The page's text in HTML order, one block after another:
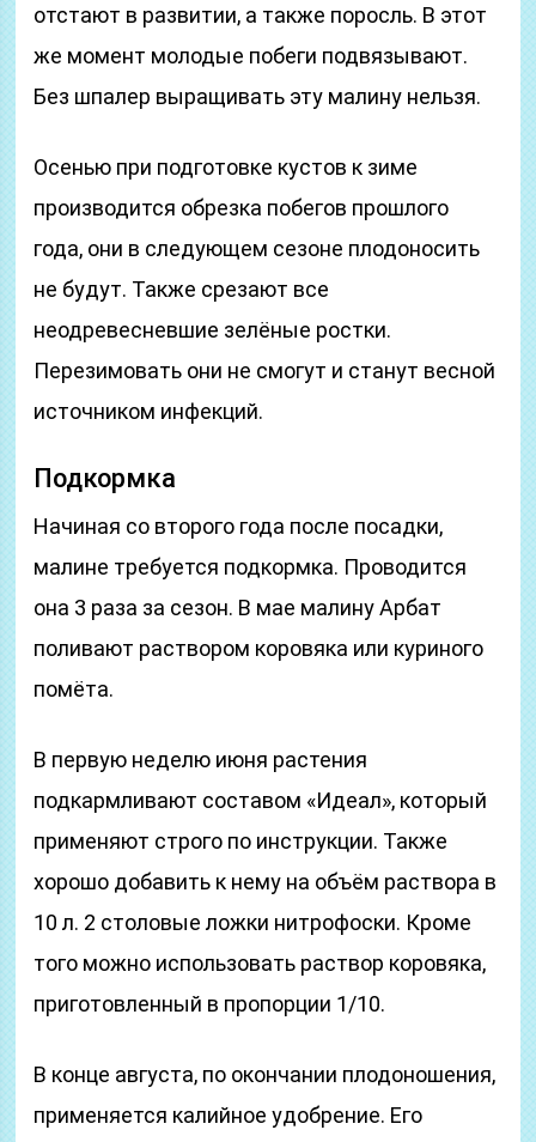
отстают в развитии, а также поросль. В этот
же момент молодые побеги подвязывают.
Без шпалер выращивать эту малину нельзя.
Осенью при подготовке кустов к зиме
производится обрезка побегов прошлого
года, они в следующем сезоне плодоносить
не будут. Также срезают все
неодревесневшие зелёные ростки.
Перезимовать они не смогут и станут весной
источником инфекций.
Подкормка
Начиная со второго года после посадки,
малине требуется подкормка. Проводится
она 3 раза за сезон. В мае малину Арбат
поливают раствором коровяка или куриного
помёта.
В первую неделю июня растения
подкармливают составом «Идеал», который
применяют строго по инструкции. Также
хорошо добавить к нему на объём раствора в
10 л. 2 столовые ложки нитрофоски. Кроме
того можно использовать раствор коровяка,
приготовленный в пропорции 1/10.
В конце августа, по окончании плодоношения,
применяется калийное удобрение. Его